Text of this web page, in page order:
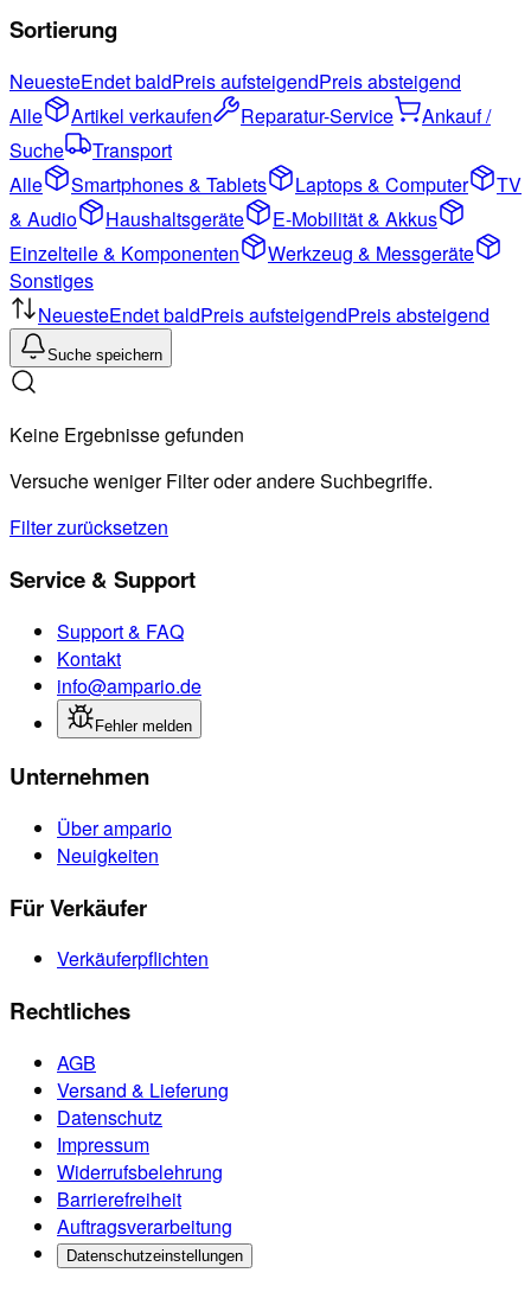
Sortierung
NeuesteEndet baldPreis aufsteigendPreis absteigend
Alle
Artikel verkaufen Reparatur-Service
Ankauf /
Suche
Transport
Alle
Smartphones & Tablets Laptops & Computer
TV
& Audio
Haushaltsgeräte
E-Mobilität & Akkus
Einzelteile & Komponenten
Werkzeug & Messgeräte
Sonstiges
NeuesteEndet baldPreis aufsteigendPreis absteigend
Suche speichern
Keine Ergebnisse gefunden
Versuche weniger Filter oder andere Suchbegriffe.
Filter zurücksetzen
Service & Support
Support & FAQ
Kontakt
info@ampario.de
Fehler melden
Unternehmen
Über ampario
Neuigkeiten
Für Verkäufer
Verkäuferpflichten
Rechtliches
AGB
Versand & Lieferung
Datenschutz
Impressum
Widerrufsbelehrung
Barrierefreiheit
Auftragsverarbeitung
Datenschutzeinstellungen